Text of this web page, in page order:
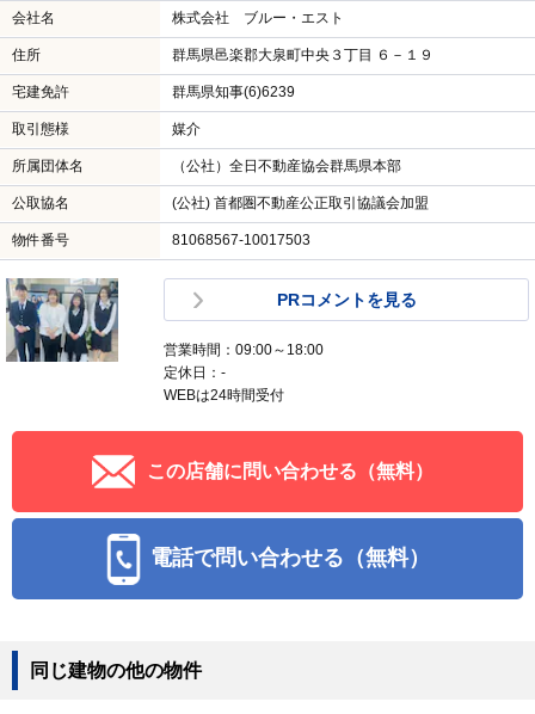
会社名 株式会社 ブルー・エスト
住所 群馬県邑楽郡大泉町中央３丁目 ６－１９
宅建免許 群馬県知事(6)6239
取引態様 媒介
所属団体名 （公社）全日不動産協会群馬県本部
公取協名 (公社) 首都圏不動産公正取引協議会加盟
物件番号 81068567-10017503
PRコメントを見る
営業時間：09:00～18:00
定休日：-
WEBは24時間受付
この店舗に問い合わせる（無料）
電話で問い合わせる（無料）
同じ建物の他の物件